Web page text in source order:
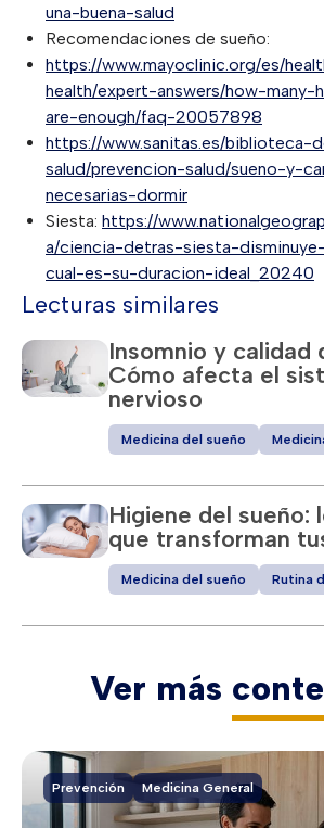
una-buena-salud
Recomendaciones de sueño:
https://www.mayoclinic.org/es/
health/expert-answers/how-
are-enough/faq-20057898
https://www.sanitas.es/biblioteca-
salud/prevencion-salud/sueno-y-
necesarias-dormir
Siesta: https://
a/ciencia-detras-siesta-
cual-es-su-duracion-ideal_20240
Lecturas similares
Insomnio y calidad
Cómo afecta el
nervioso
Medicina del sueño
Higiene del sueño:
que transforman
Medicina del sueño Rutina
Ver más
Prevención Medicina General